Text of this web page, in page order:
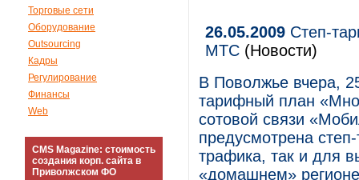
Торговые сети
Оборудование
Outsourcing
Кадры
Регулирование
Финансы
Web
CMS Magazine: стоимость
создания корп. сайта в
Приволжском ФО
26.05.2009 Степ-
МТС (Новости)
В Поволжье вчера,
тарифный план
сотовой связи
предусмотрена
трафика, так и для
«домашнем»